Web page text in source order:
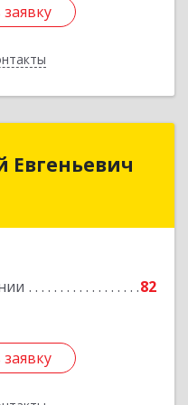
Евгеньевич
82
Евгеньевич
Подробнее